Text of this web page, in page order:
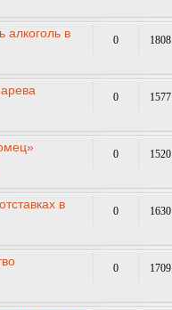
алкоголь в
0 1808
0 1577
0 1520
в
0 1630
0 1709